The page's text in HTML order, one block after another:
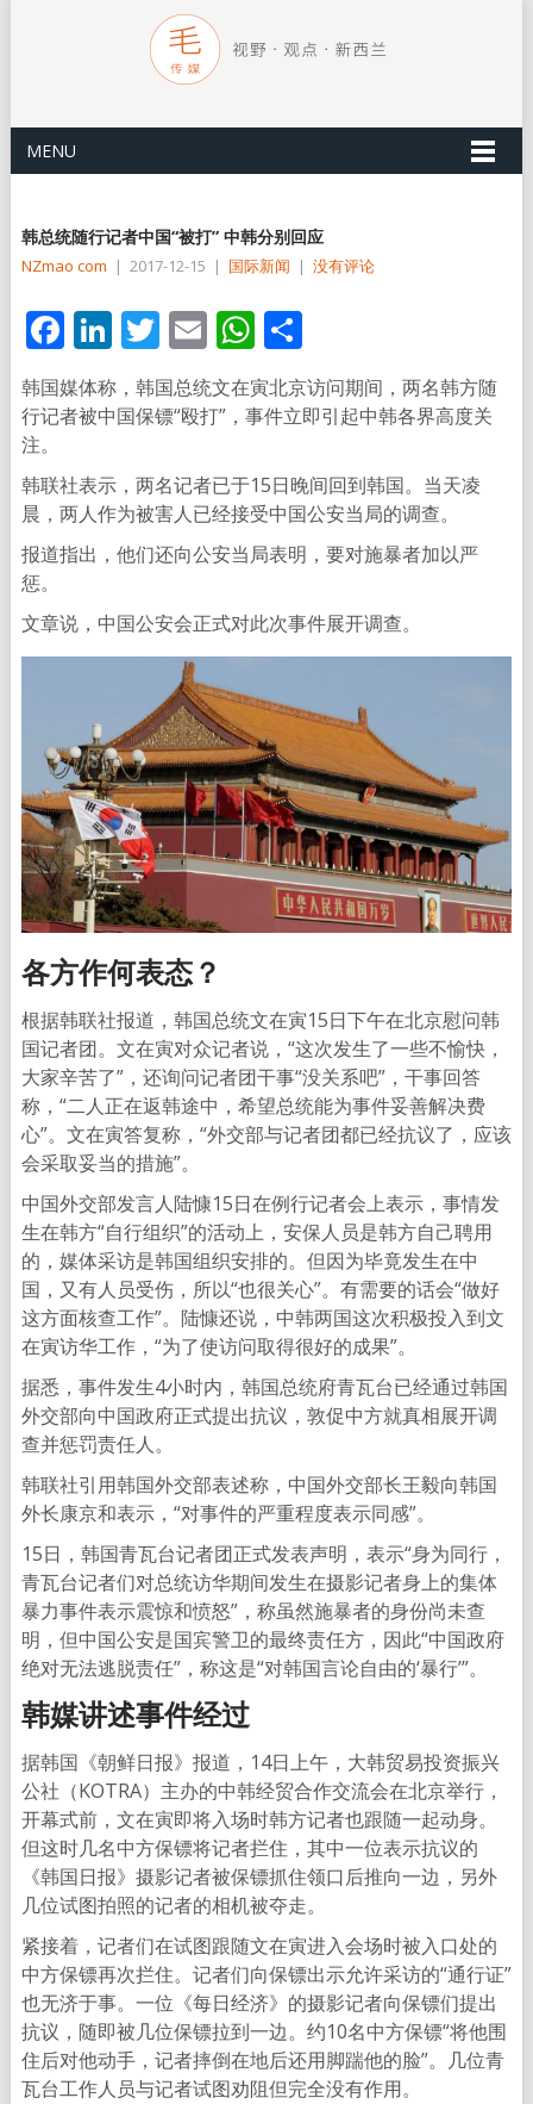
MENU
韩总统随行记者中国“被打” 中韩分别回应
NZmao com | 2017-12-15 | 国际新闻 | 没有评论
Facebook
LinkedIn
Twitter
EmailWhatsApp
分
享
韩国媒体称，韩国总统文在寅北京访问期间，两名韩方随
行记者被中国保镖“殴打”，事件立即引起中韩各界高度关
注。
韩联社表示，两名记者已于15日晚间回到韩国。当天凌
晨，两人作为被害人已经接受中国公安当局的调查。
报道指出，他们还向公安当局表明，要对施暴者加以严
惩。
文章说，中国公安会正式对此次事件展开调查。
各方作何表态？
根据韩联社报道，韩国总统文在寅15日下午在北京慰问韩
国记者团。文在寅对众记者说，“这次发生了一些不愉快，
大家辛苦了”，还询问记者团干事“没关系吧”，干事回答
称，“二人正在返韩途中，希望总统能为事件妥善解决费
心”。文在寅答复称，“外交部与记者团都已经抗议了，应该
会采取妥当的措施”。
中国外交部发言人陆慷15日在例行记者会上表示，事情发
生在韩方“自行组织”的活动上，安保人员是韩方自己聘用
的，媒体采访是韩国组织安排的。但因为毕竟发生在中
国，又有人员受伤，所以“也很关心”。有需要的话会“做好
这方面核查工作”。陆慷还说，中韩两国这次积极投入到文
在寅访华工作，“为了使访问取得很好的成果”。
据悉，事件发生4小时内，韩国总统府青瓦台已经通过韩国
外交部向中国政府正式提出抗议，敦促中方就真相展开调
查并惩罚责任人。
韩联社引用韩国外交部表述称，中国外交部长王毅向韩国
外长康京和表示，“对事件的严重程度表示同感”。
15日，韩国青瓦台记者团正式发表声明，表示“身为同行，
青瓦台记者们对总统访华期间发生在摄影记者身上的集体
暴力事件表示震惊和愤怒”，称虽然施暴者的身份尚未查
明，但中国公安是国宾警卫的最终责任方，因此“中国政府
绝对无法逃脱责任”，称这是“对韩国言论自由的‘暴行’”。
韩媒讲述事件经过
据韩国《朝鲜日报》报道，14日上午，大韩贸易投资振兴
公社（KOTRA）主办的中韩经贸合作交流会在北京举行，
开幕式前，文在寅即将入场时韩方记者也跟随一起动身。
但这时几名中方保镖将记者拦住，其中一位表示抗议的
《韩国日报》摄影记者被保镖抓住领口后推向一边，另外
几位试图拍照的记者的相机被夺走。
紧接着，记者们在试图跟随文在寅进入会场时被入口处的
中方保镖再次拦住。记者们向保镖出示允许采访的“通行证”
也无济于事。一位《每日经济》的摄影记者向保镖们提出
抗议，随即被几位保镖拉到一边。约10名中方保镖“将他围
住后对他动手，记者摔倒在地后还用脚踹他的脸”。几位青
瓦台工作人员与记者试图劝阻但完全没有作用。